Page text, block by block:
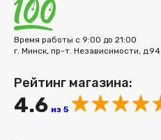
Время работы с 9:00 до 21:00
г. Минск, пр-т. Независимости, д.94
Рейтинг магазина:
4.6 из 5